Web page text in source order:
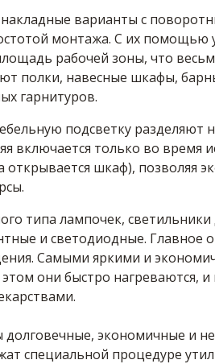
варианты с
монтажа. С их помощью
рабочей зоны, что
полки, навесные шкафы,
гарнитуров.
подсветку разделяют
включается только во время
открывается шкаф), позволяя
типа лампочек, светильники
и светодиодные. Главное
Самыми яркими и
они быстро нагреваются, и
экономичные и
специальной процедуре